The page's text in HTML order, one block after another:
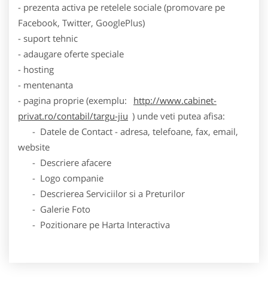
- prezenta activa pe retelele sociale (promovare pe
Facebook, Twitter, GooglePlus)
- suport tehnic
- adaugare oferte speciale
- hosting
- mentenanta
- pagina proprie (exemplu:
http://www.cabinet-
privat.ro/contabil/targu-jiu ) unde veti putea afisa:
- Datele de Contact - adresa, telefoane, fax, email,
website
- Descriere afacere
- Logo companie
- Descrierea Serviciilor si a Preturilor
- Galerie Foto
- Pozitionare pe Harta Interactiva